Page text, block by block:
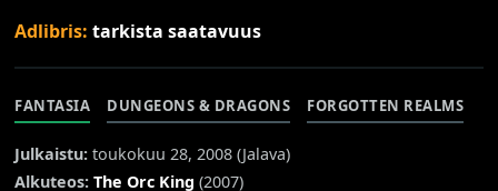
Adlibris:tarkista saatavuus
FANTASIA DUNGEONS & DRAGONS FORGOTTEN REALMS
Julkaistu: toukokuu 28, 2008 (Jalava)
Alkuteos: The Orc King (2007)